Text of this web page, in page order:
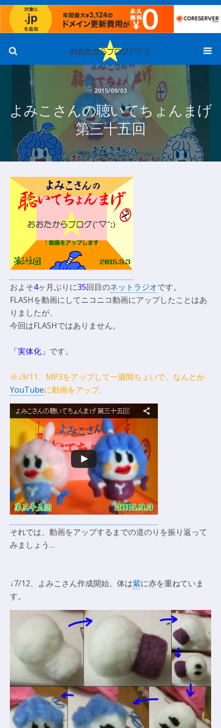
2015/09/03
よみこさんの聴いてちょんまげ
第三十五回
およそ4ヶ月ぶりに35回目のネットラジオです。
FLASHを動画にしてニコニコ動画にアップしたことはあ
りましたが、
今回はFLASHではありません。
「実体化」 です。
※↓9/11、MP3をアップして一週間ちょいで、なんとか
YouTubeに動画をアップ。
それでは、動画をアップするまでの道のりを振り返って
みましょう…
↓7/12、よみこさん作成開始。体は紫に赤を重ねていま
す。